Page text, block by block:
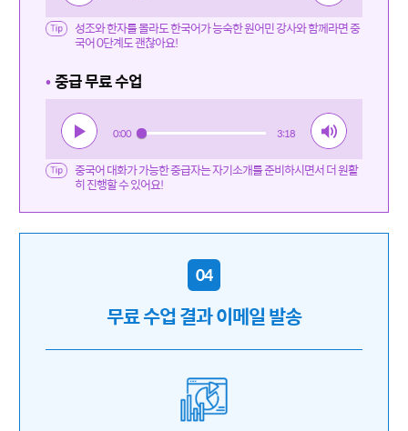
성조와 한자를 몰라도 한국어가 능숙한 원어민 강사와 함께라면 중
국어 0단계도 괜찮아요!
•중급 무료 수업
0:00 3:18
중국어 대화가 가능한 중급자는 자기소개를 준비하시면서 더 원활
히 진행할 수 있어요!
04
무료 수업 결과 이메일 발송